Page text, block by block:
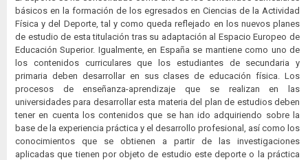
básicos en la formación de los egresados en Ciencias de la Actividad
Física y del Deporte, tal y como queda reflejado en los nuevos planes
de estudio de esta titulación tras su adaptación al Espacio Europeo de
Educación Superior. Igualmente, en España se mantiene como uno de
los contenidos curriculares que los estudiantes de secundaria y
primaria deben desarrollar en sus clases de educación física. Los
procesos de enseñanza-aprendizaje que se realizan en las
universidades para desarrollar esta materia del plan de estudios deben
tener en cuenta los contenidos que se han ido adquiriendo sobre la
base de la experiencia práctica y el desarrollo profesional, así como los
conocimientos que se obtienen a partir de las investigaciones
aplicadas que tienen por objeto de estudio este deporte o la práctica